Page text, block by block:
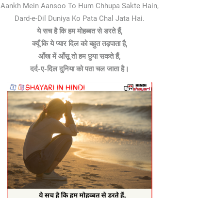
Aankh Mein Aansoo To Hum Chhupa Sakte Hain,
Dard-e-Dil Duniya Ko Pata Chal Jata Hai.
ये सच है कि हम मोहब्बत से डरते हैं,
क्यूँ कि ये प्यार दिल को बहुत तड़पाता है,
आँख में आँसू तो हम छुपा सकते हैं,
दर्द-ए-दिल दुनिया को पता चल जाता है।